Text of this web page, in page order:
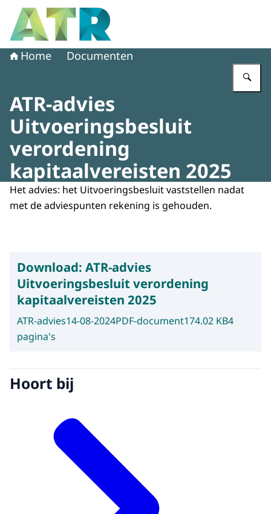
Naar de homepage van Adviescollege toetsing regeldruk
Home Documenten
ATR-advies
Uitvoeringsbesluit
verordening
kapitaalvereisten 2025
Het advies: het Uitvoeringsbesluit vaststellen nadat
met de adviespunten rekening is gehouden.
Download: ATR-advies
Uitvoeringsbesluit verordening
kapitaalvereisten 2025
ATR-advies14-08-2024PDF-document174.02 KB4
pagina's
Hoort bij